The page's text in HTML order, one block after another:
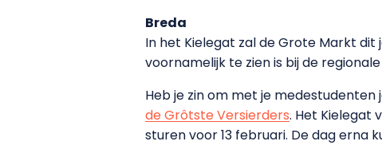
Breda
In het Kielegat zal de Grote Markt
voornamelijk te zien is bij de
Heb je zin om met je
de Grôtste Versierders. Het Kielegat
sturen voor 13 februari. De dag erna